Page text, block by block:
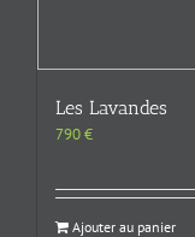
Les Lavandes
790€
Ajouter au panier